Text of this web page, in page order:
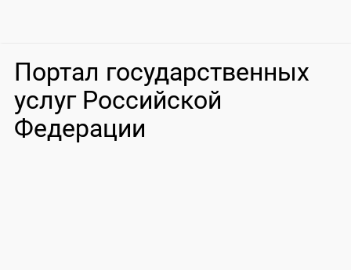
Портал государственных
услуг Российской
Федерации